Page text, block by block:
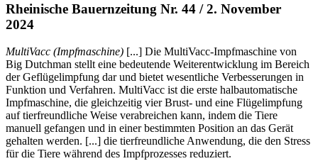
Rheinische Bauernzeitung Nr. 44 / 2. November
2024
MultiVacc (Impfmaschine) [...] Die MultiVacc-Impfmaschine von
Big Dutchman stellt eine bedeutende Weiterentwicklung im Bereich
der Geflügelimpfung dar und bietet wesentliche Verbesserungen in
Funktion und Verfahren. MultiVacc ist die erste halbautomatische
Impfmaschine, die gleichzeitig vier Brust- und eine Flügelimpfung
auf tierfreundliche Weise verabreichen kann, indem die Tiere
manuell gefangen und in einer bestimmten Position an das Gerät
gehalten werden. [...] die tierfreundliche Anwendung, die den Stress
für die Tiere während des Impfprozesses reduziert.